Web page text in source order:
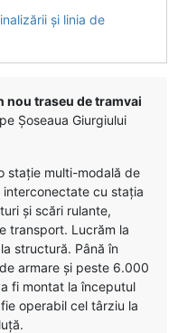
nou traseu de tramvai
Șoseaua Giurgiului
stație multi-modală de
cu stația
și scări rulante,
transport. Lucrăm la
structură. Până în
armare și peste 6.000
fi montat la începutul
operabil cel târziu la